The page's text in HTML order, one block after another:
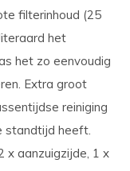
filterinhoud (25
het
het zo eenvoudig
Extra groot
reiniging
standtijd heeft.
x aanzuigzijde, 1 x